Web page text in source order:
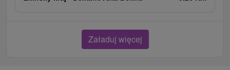
Załaduj więcej